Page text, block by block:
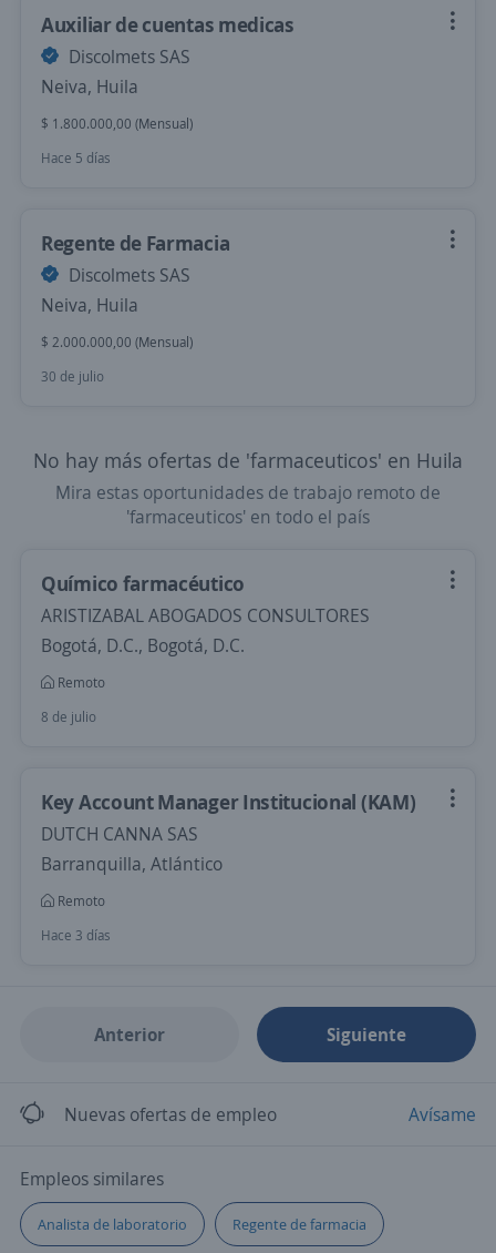
Auxiliar de cuentas medicas
Discolmets SAS
Neiva, Huila
$ 1.800.000,00 (Mensual)
Hace 5 días
Regente de Farmacia
Discolmets SAS
Neiva, Huila
$ 2.000.000,00 (Mensual)
30 de julio
No hay más ofertas de 'farmaceuticos' en Huila
Mira estas oportunidades de trabajo remoto de
'farmaceuticos' en todo el país
Químico farmacéutico
ARISTIZABAL ABOGADOS CONSULTORES
Bogotá, D.C., Bogotá, D.C.
Remoto
8 de julio
Key Account Manager Institucional (KAM)
DUTCH CANNA SAS
Barranquilla, Atlántico
Remoto
Hace 3 días
Anterior Siguiente
Nuevas ofertas de empleo Avísame
Empleos similares
Analista de laboratorio Regente de farmacia